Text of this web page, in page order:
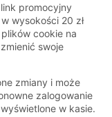
promocyjny
wysokości 20 zł
cookie na
swoje
zmiany i może
zalogowanie
w kasie.